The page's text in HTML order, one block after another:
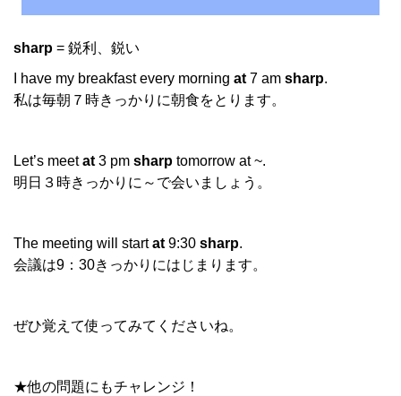
sharp = 鋭利、鋭い
I have my breakfast every morning at7 am sharp.
私は毎朝７時きっかりに朝食をとります。
Let’s meetat3 pm sharp tomorrow at ~.
明日３時きっかりに～で会いましょう。
The meeting will startat9:30 sharp.
会議は9：30きっかりにはじまります。
ぜひ覚えて使ってみてくださいね。
★他の問題にもチャレンジ！